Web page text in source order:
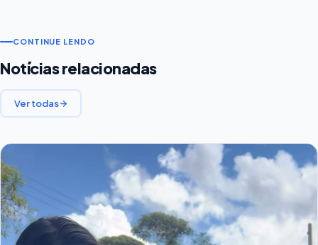
CONTINUE LENDO
Notícias relacionadas
Ver todas